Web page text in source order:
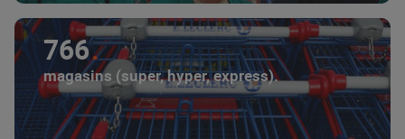
766
magasins (super, hyper, express).